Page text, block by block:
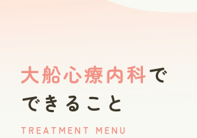
大船心療内科で
できること
TREATMENT MENU